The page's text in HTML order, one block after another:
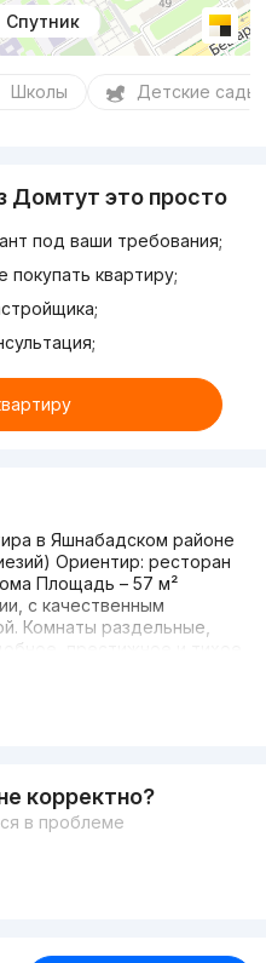
Спутник
Школы Детские сады
Домтут это просто
под ваши требования;
квартиру;
в Яшнабадском районе
Ориентир: ресторан
Площадь – 57 м²
с качественным
Комнаты раздельные,
престижное и тихое
в аренду. Подробности по
помочь!
корректно?
в проблеме